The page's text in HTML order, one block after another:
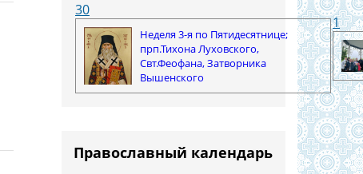
30
Неделя 3-я по Пятидесятнице;
прп.Тихона Луховского,
Свт.Феофана, Затворника
Вышенского
1
Православный календарь